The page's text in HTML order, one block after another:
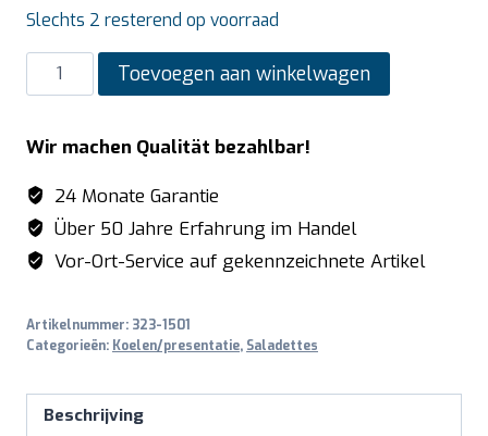
Slechts 2 resterend op voorraad
SARO
Saladette
1
deut,
model
BALDUR
S
aantal
Toevoegen aan winkelwagen
Wir machen Qualität bezahlbar!
24 Monate Garantie
Über 50 Jahre Erfahrung im Handel
Vor-Ort-Service auf gekennzeichnete Artikel
Artikelnummer: 323-1501
Categorieën: Koelen/presentatie, Saladettes
Beschrijving